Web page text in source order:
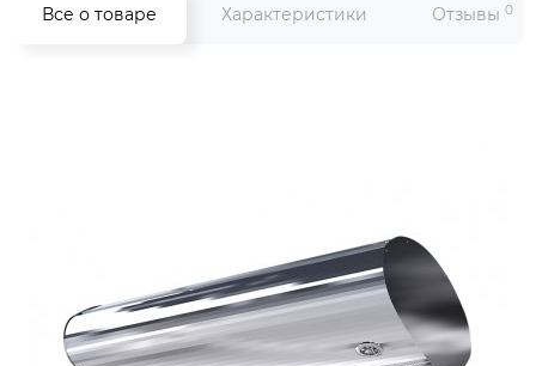
Все о товаре Характеристики Отзывы 0